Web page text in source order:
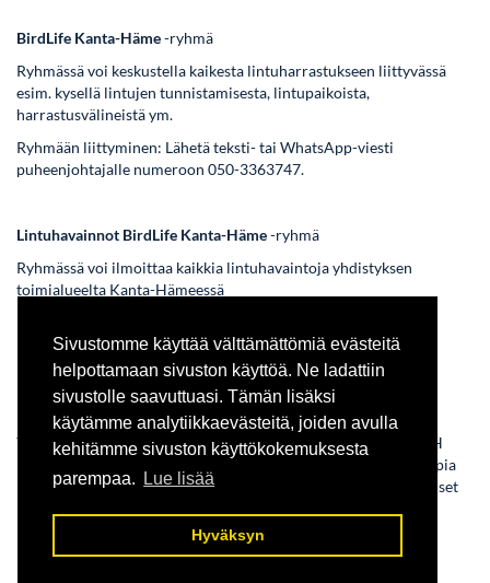
Sivustomme käyttää välttämättömiä evästeitä
helpottamaan sivuston käyttöä. Ne ladattiin
sivustolle saavuttuasi. Tämän lisäksi
käytämme analytiikkaevästeitä, joiden avulla
kehitämme sivuston käyttökokemuksesta
parempaa.
Lue lisää
Hyväksyn
BirdLife Kanta-Häme-ryhmä
Ryhmässä voi keskustella kaikesta lintuharrastukseen liittyvässä
esim. kysellä lintujen tunnistamisesta, lintupaikoista,
harrastusvälineistä ym.
Ryhmään liittyminen: Lähetä teksti- tai WhatsApp-viesti
puheenjohtajalle numeroon 050-3363747.
Lintuhavainnot BirdLife Kanta-Häme-ryhmä
Ryhmässä voi ilmoittaa kaikkia lintuhavaintoja yhdistyksen
toimialueelta Kanta-Hämeessä
puheenjohtajalle numeroon 050-3363747.
Yhdistyksen omien ryhmien lisäksi Kanta-Hämeessä toimii K-H
Linnut -ryhmä, jossa keskitytään ilmoittamaan mielenkiitoisimpia
lintuhavaintoja esim. harvinaisuudet, vähälukuiset ja ensimmäiset
Ryhmään liittyminen: Lähetä WhatsApp-viesti Arto Laaksolle
numeroon 040-5016750.